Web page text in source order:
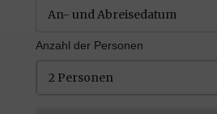
Anzahl der Personen
2 Personen